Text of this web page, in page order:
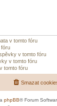
v tomto fóru
fóru
v tomto fóru
v tomto fóru
tomto fóru
Smazat
phpBB® Forum